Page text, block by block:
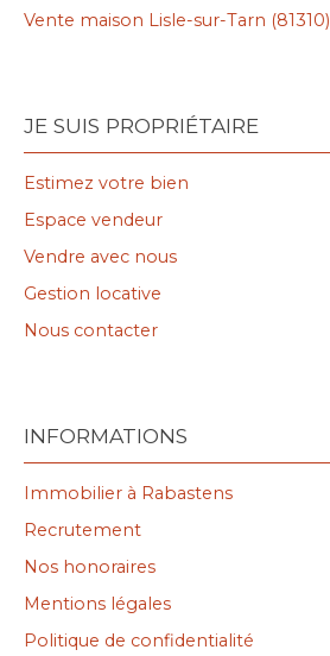
Vente maison Lisle-sur-Tarn (81310)
JE SUIS PROPRIÉTAIRE
Estimez votre bien
Espace vendeur
Vendre avec nous
Gestion locative
Nous contacter
INFORMATIONS
Immobilier à Rabastens
Recrutement
Nos honoraires
Mentions légales
Politique de confidentialité